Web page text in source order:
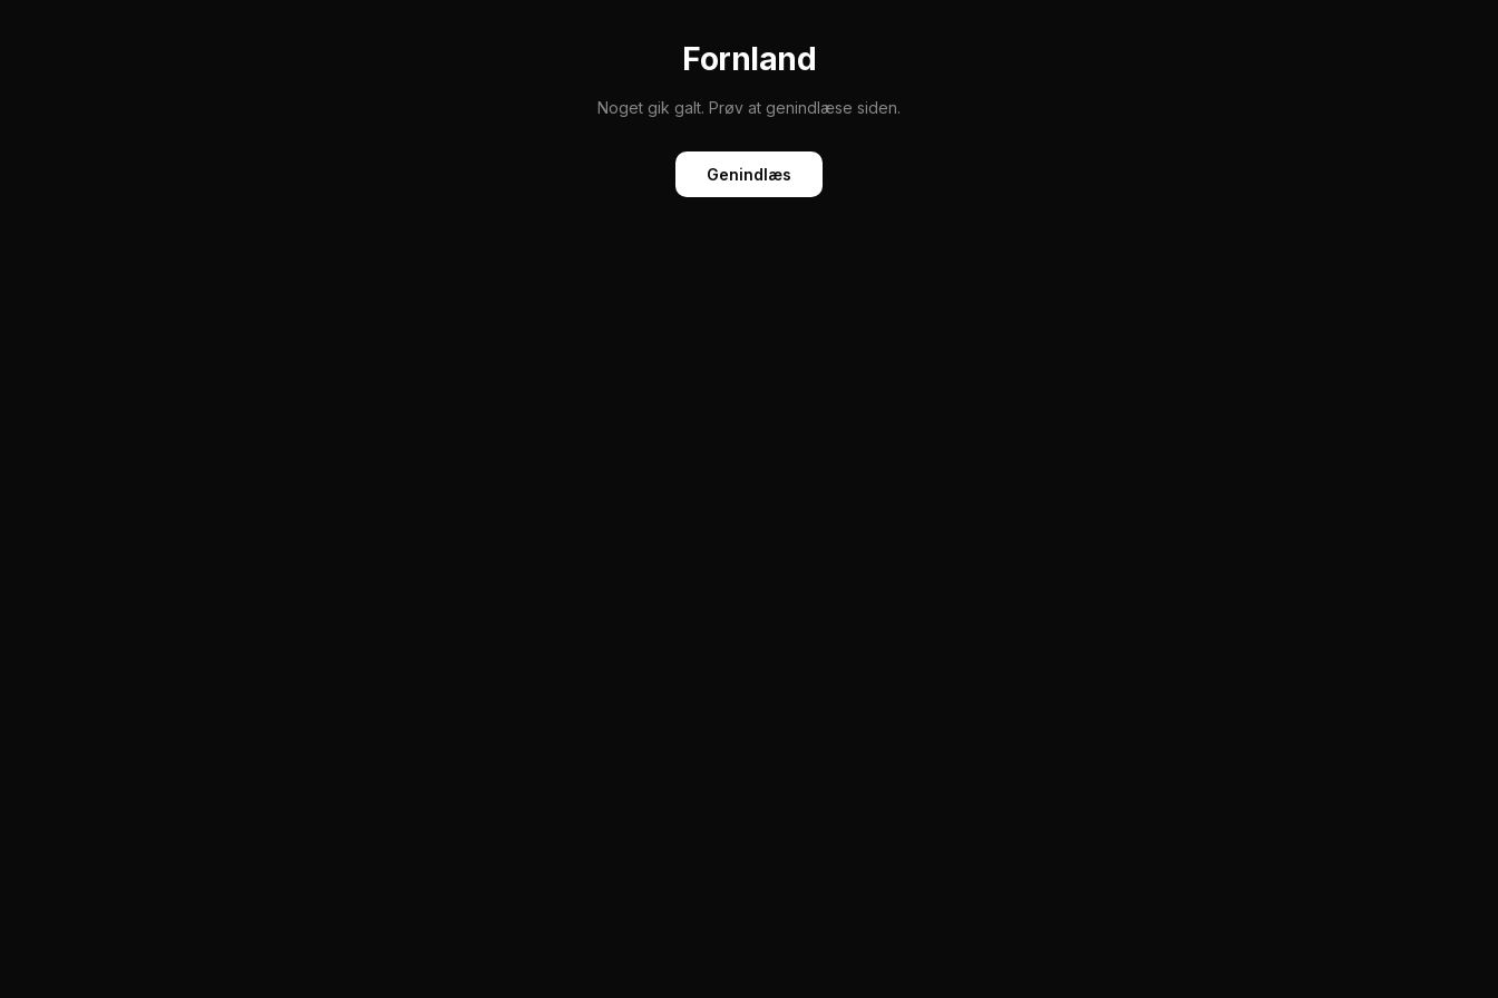
Fornland
Noget gik galt. Prøv at genindlæse siden.
Genindlæs